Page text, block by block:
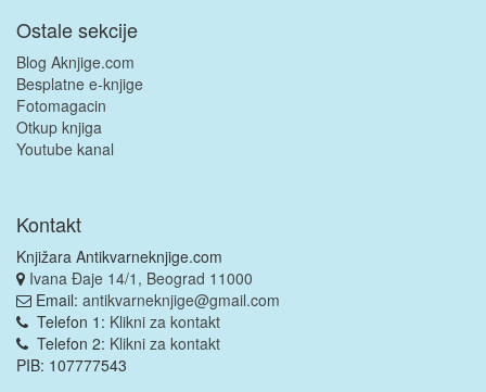
Ostale sekcije
Blog Aknjige.com
Besplatne e-knjige
Fotomagacin
Otkup knjiga
Youtube kanal
Kontakt
Knjižara Antikvarneknjige.com
Ivana Đaje 14/1, Beograd 11000
Email: antikvarneknjige@gmail.com
Telefon 1: Klikni za kontakt
Telefon 2: Klikni za kontakt
PIB: 107777543